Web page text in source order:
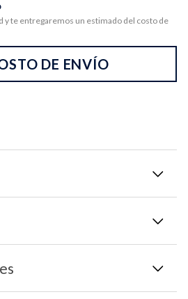
y te entregaremos un estimado del costo de
DE ENVÍO